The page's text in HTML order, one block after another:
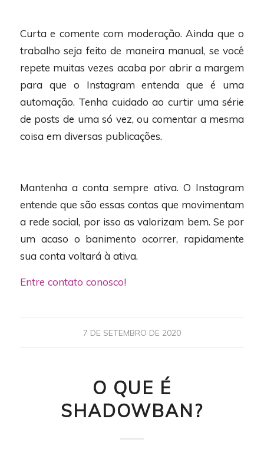
Curta e comente com moderação. Ainda que o
trabalho seja feito de maneira manual, se você
repete muitas vezes acaba por abrir a margem
para que o Instagram entenda que é uma
automação. Tenha cuidado ao curtir uma série
de posts de uma só vez, ou comentar a mesma
coisa em diversas publicações.
Mantenha a conta sempre ativa. O Instagram
entende que são essas contas que movimentam
a rede social, por isso as valorizam bem. Se por
um acaso o banimento ocorrer, rapidamente
sua conta voltará à ativa.
Entre contato conosco!
7 DE SETEMBRO DE 2020
O QUE É
SHADOWBAN?